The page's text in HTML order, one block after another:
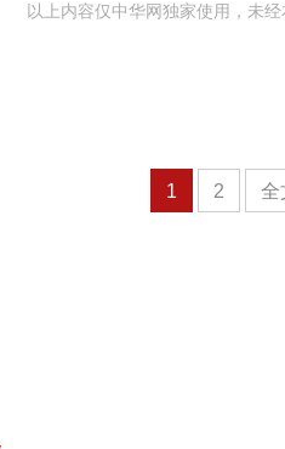
以上内容仅中华网独家使用，未
1 2 全